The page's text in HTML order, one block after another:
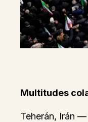
Multitudes
Teherán, Irán